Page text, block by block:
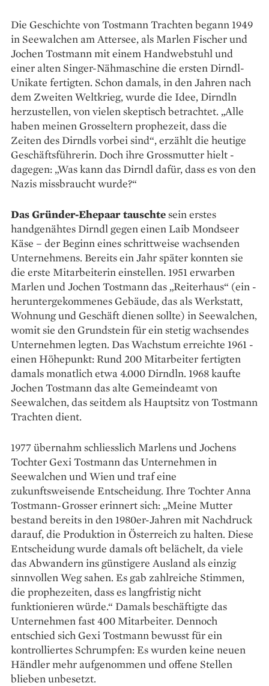
Die Geschichte von Tostmann Trachten begann 1949
in Seewalchen am Attersee, als Marlen Fischer und
Jochen Tostmann mit einem Handwebstuhl und
einer alten Singer-Nähmaschine die ersten Dirndl-
Unikate ­fertigten. Schon damals, in den Jahren nach
dem Zweiten Weltkrieg, wurde die Idee, Dirndln
her­zustellen, von vielen skeptisch betrachtet. „Alle
haben meinen Gross­eltern prophezeit, dass die
Zeiten des Dirndls vorbei sind“, erzählt die heutige
Geschäfts­führerin. Doch ihre Grossmutter hielt ­
dagegen: „Was kann das Dirndl dafür, dass es von den
Nazis missbraucht wurde?“
Das Gründer-Ehepaar tauschtesein erstes
handgenähtes Dirndl gegen einen Laib Mondseer
Käse – der Beginn eines schrittweise wachsenden
Unternehmens. Bereits ein Jahr später konnten sie
die erste Mitarbeiterin ­einstellen. 1951 erwarben
Marlen und Jochen Tostmann das „Reiterhaus“ (ein ­
heruntergekommenes ­Gebäude, das als Werkstatt,
Wohnung und ­Geschäft dienen sollte) in Seewalchen,
womit sie den Grundstein für ein stetig wachsendes
Unter­nehmen legten. Das Wachstum erreichte 1961 ­
einen Höhepunkt: Rund 200 Mitarbeiter fertigten
damals monatlich etwa 4.000 Dirndln. 1968 kaufte
Jochen Tostmann das alte Gemeinde­amt von
Seewalchen, das seitdem als Hauptsitz von Tostmann
Trachten dient.
1977 übernahm schliesslich Marlens und ­Jochens
Tochter Gexi Tostmann das Unter­nehmen in
Seewalchen und Wien und traf eine
zukunftsweisende Entscheidung. Ihre Tochter Anna
Tostmann-Grosser erinnert sich: „Meine Mutter
bestand bereits in den 1980er-Jahren mit Nachdruck
darauf, die Produktion in Österreich zu halten. Diese
Entscheidung wurde damals oft belächelt, da viele
das Abwandern ins ­günstigere Ausland als einzig
sinnvollen Weg sahen. Es gab zahlreiche Stimmen,
die prophezeiten, dass es langfristig nicht
funktionieren würde.“ Damals beschäftigte das
Unternehmen fast 400 Mit­arbeiter. Dennoch
entschied sich Gexi Tostmann bewusst für ein
kontrolliertes Schrumpfen: Es wurden keine neuen
Händler mehr aufgenommen und offene Stellen
blieben unbesetzt.